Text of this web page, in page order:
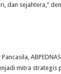
dan sejahtera,”
mitra strategis